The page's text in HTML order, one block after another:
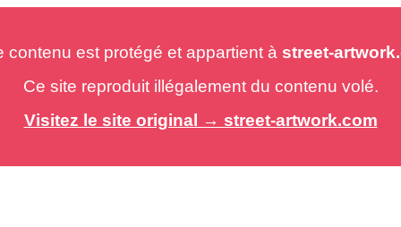
est protégé et appartient à street-
Ce site reproduit illégalement du contenu volé.
Visitez le site original → street-artwork.com